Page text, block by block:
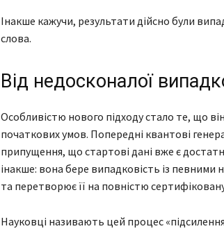
Інакше кажучи, результати дійсно були
слова.
Від недосконалої
Особливістю нового підходу стало те, що
початкових умов. Попередні квантові
припущення, що стартові дані вже є
інакше: вона бере випадковість із
та перетворює її на повністю
Науковці називають цей процес